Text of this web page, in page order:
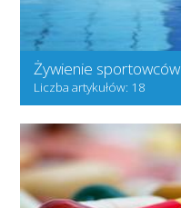
Żywienie sportowców
Liczba artykułów: 18